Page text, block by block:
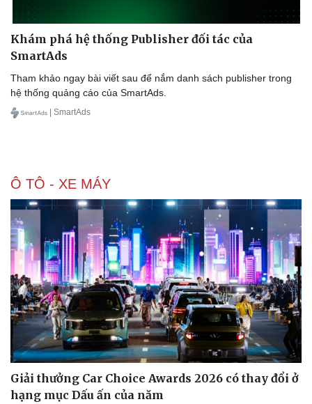
Sức khỏe
Dinh dưỡng - món ngon
Cây thuốc
Sản phụ khoa
Nam khoa
Làm đẹp - giảm cân
Đời sống
Nhà đẹp
Blog
Tình yêu - Gia đình
Khám phá hệ thống Publisher đối tác của
SmartAds
Tham khảo ngay bài viết sau để nắm danh sách publisher trong
hệ thống quảng cáo của SmartAds.
| SmartAds
Ô TÔ - XE MÁY
Giải thưởng Car Choice Awards 2026 có thay đổi ở
hạng mục Dấu ấn của năm